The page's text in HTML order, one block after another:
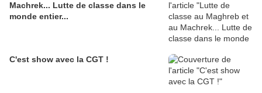
Machrek... Lutte de classe dans le
monde entier...
C'est show avec la CGT !